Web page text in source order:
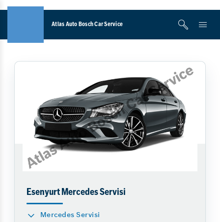
Atlas Auto Bosch Car Service
Esenyurt Mercedes Servisi
Mercedes Servisi